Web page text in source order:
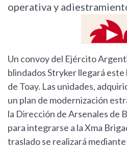
operativa y
Un convoy del Ejército
blindados Stryker llegará
de Toay. Las unidades,
un plan de modernización
la Dirección de Arsenales de
para integrarse a la Xma
traslado se realizará